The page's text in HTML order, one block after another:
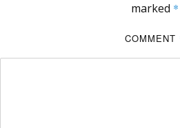
marked *
COMMENT